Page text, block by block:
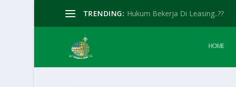
TRENDING: Hukum Bekerja Di Leasing..??
HOME